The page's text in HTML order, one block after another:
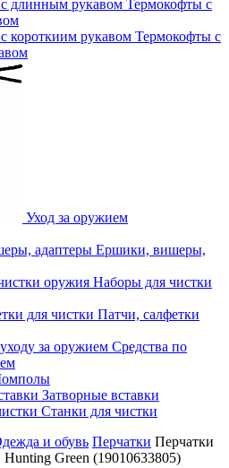
Термокофты с
Термокофты с
Уход за оружием
Ершики, вишеры,
Наборы для чистки
Патчи, салфетки
Средства по
Затворные вставки
Станки для чистки
и обувь Перчатки Перчатки
Green (19010633805)